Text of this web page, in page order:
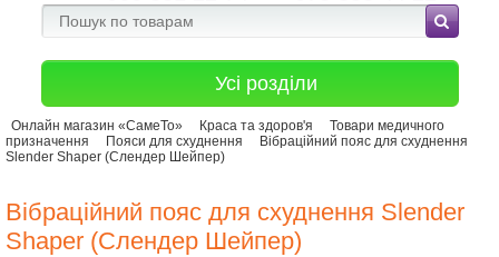
Усі розділи
Онлайн магазин «СамеТо» Краса та здоров'я
Товари медичного
призначення
Пояси для схуднення
Вібраційний пояс для схуднення
Slender Shaper (Слендер Шейпер)
Вібраційний пояс для схуднення Slender
Shaper (Слендер Шейпер)